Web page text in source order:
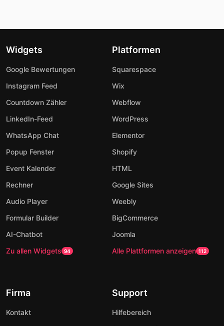
Widgets
Google Bewertungen
Instagram Feed
Countdown Zähler
LinkedIn-Feed
WhatsApp Chat
Popup Fenster
Event Kalender
Rechner
Audio Player
Formular Builder
AI-Chatbot
Zu allen Widgets 94
Platformen
Squarespace
Wix
Webflow
WordPress
Elementor
Shopify
HTML
Google Sites
Weebly
BigCommerce
Joomla
Alle Plattformen anzeigen 112
Firma
Kontakt
Support
Hilfebereich